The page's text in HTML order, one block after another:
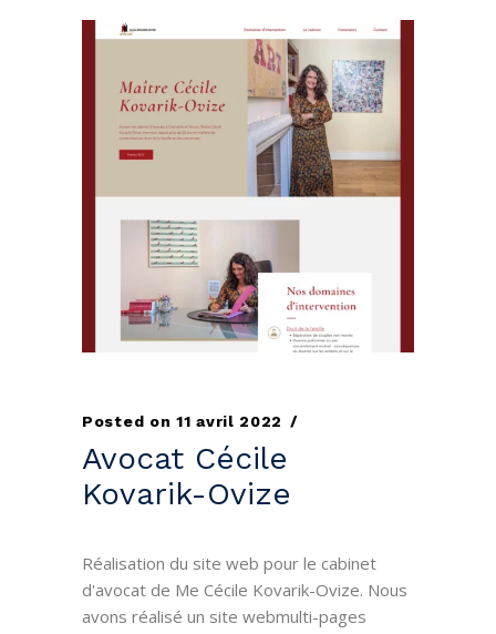
Posted on 11 avril 2022
Avocat Cécile
Kovarik-Ovize
Réalisation du site web pour le cabinet
d'avocat de Me Cécile Kovarik-Ovize. Nous
avons réalisé un site webmulti-pages